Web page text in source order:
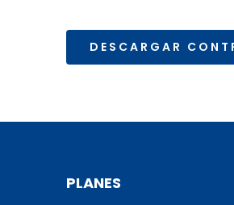
DESCARGAR
PLANES